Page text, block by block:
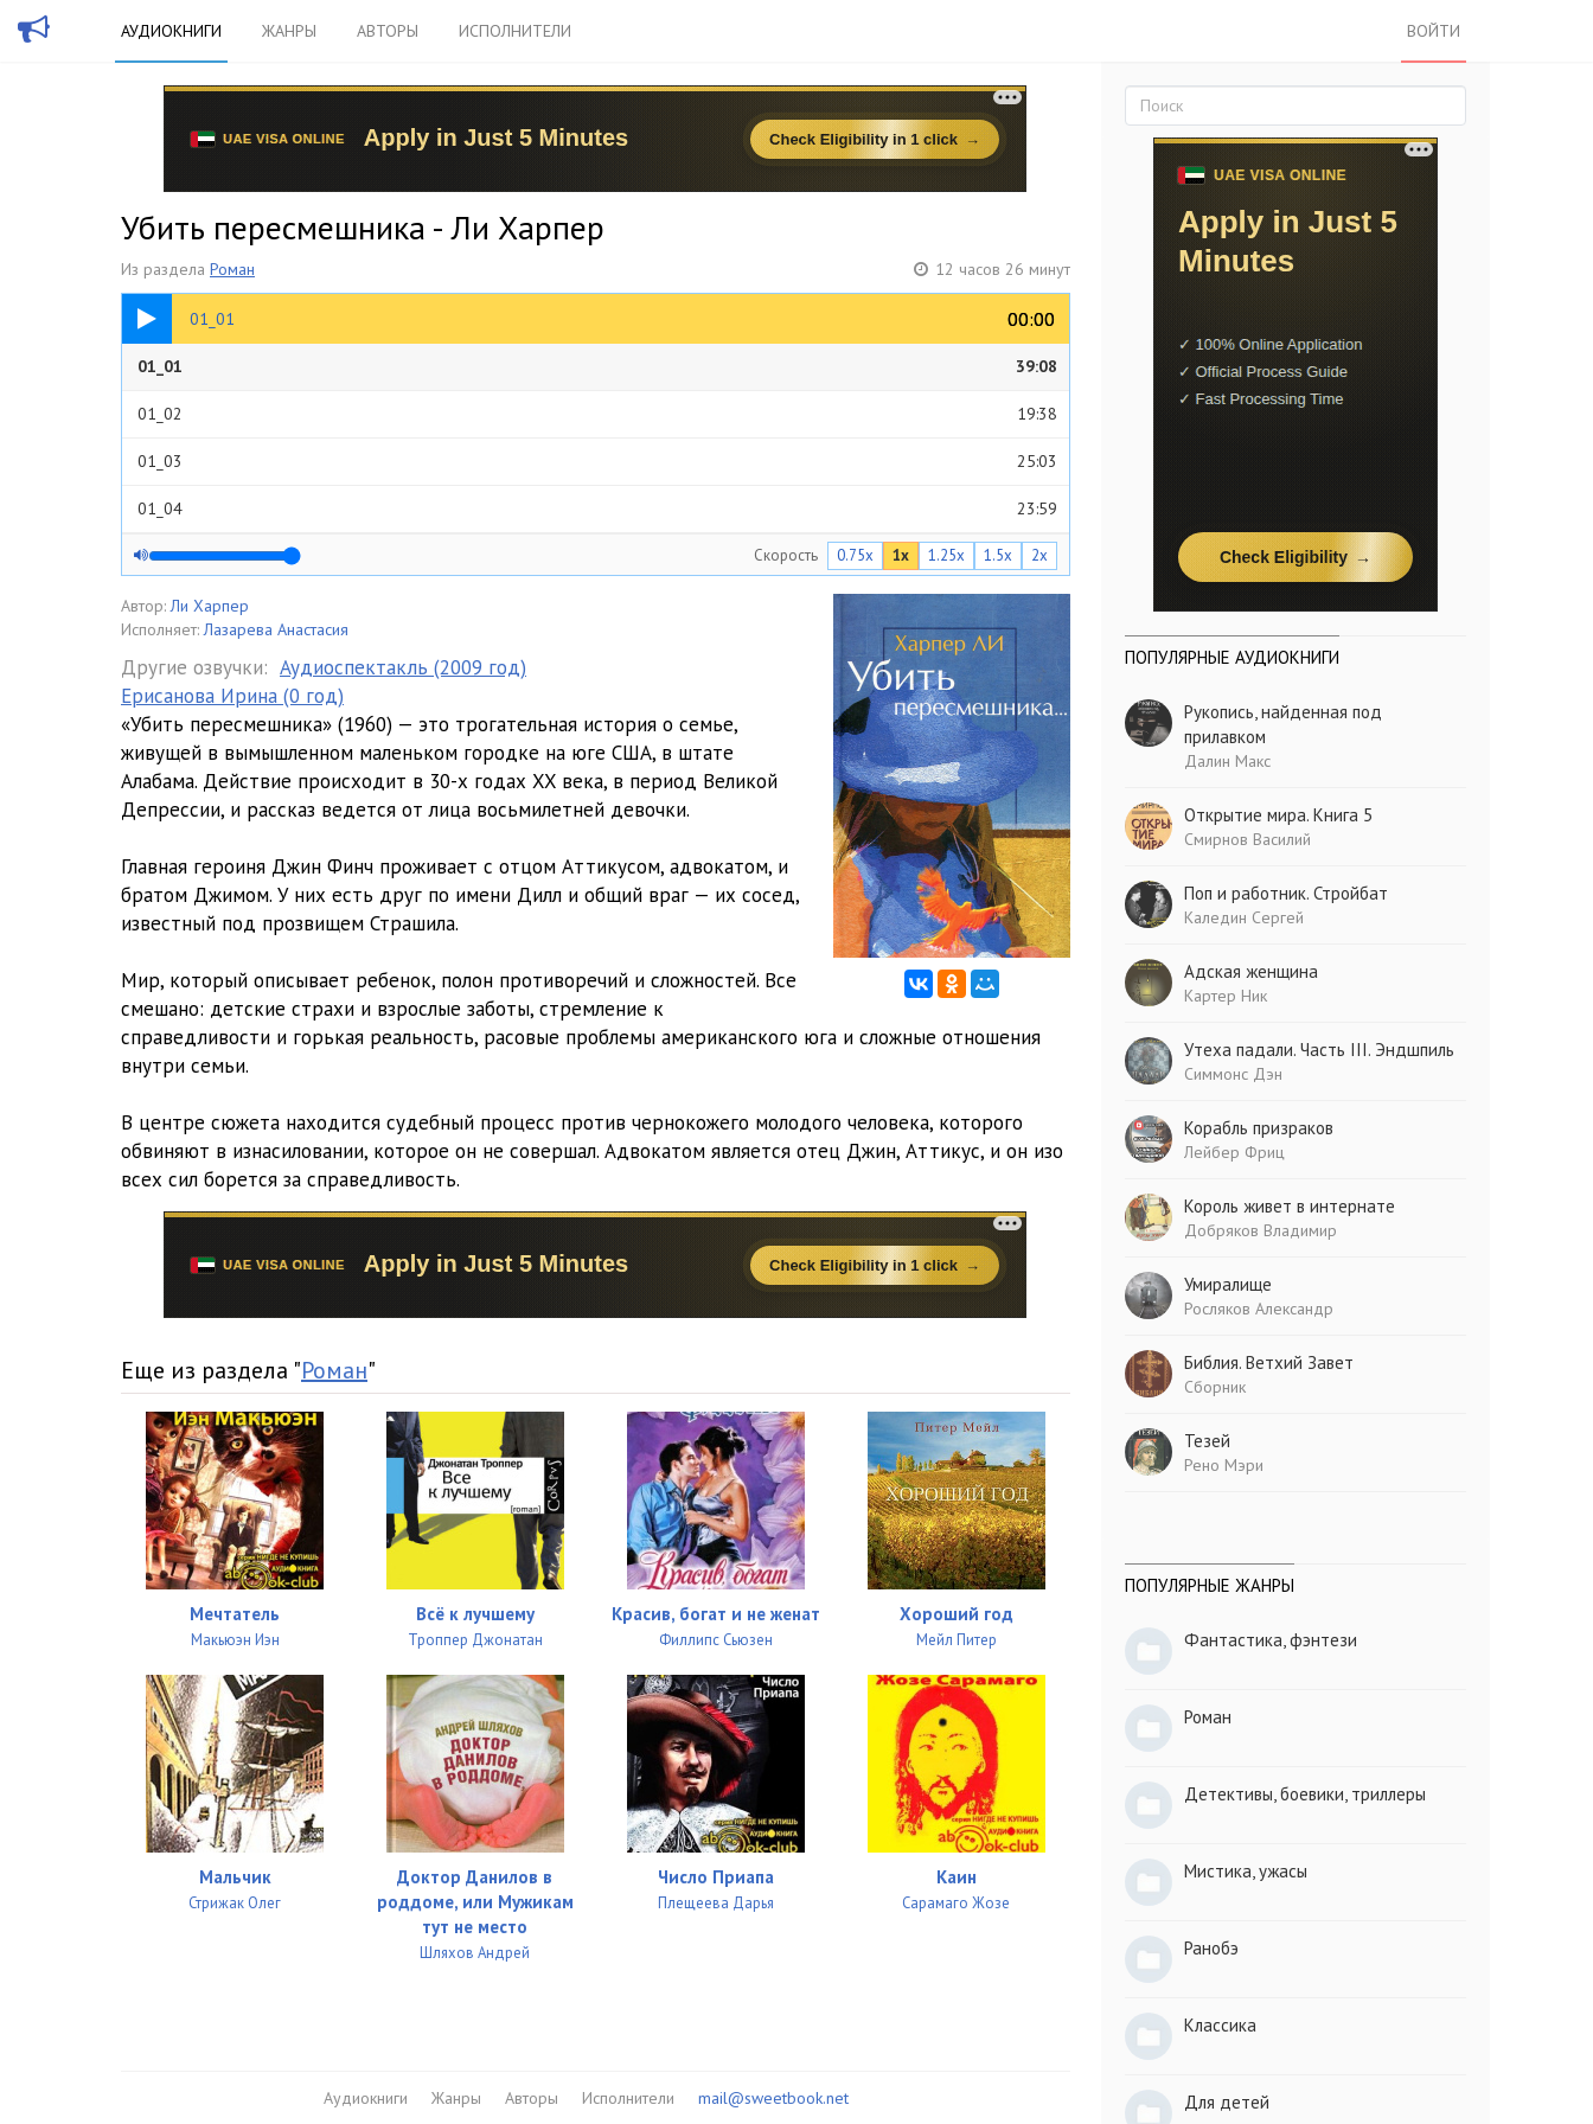
АУДИОКНИГИ ЖАНРЫ АВТОРЫ ИСПОЛНИТЕЛИ ВОЙТИ
Убить пересмешника - Ли Харпер
Из раздела Роман 12 часов 26 минут
01_01 00:00
00:00
39:08
01_01 39:08
01_02 19:38
01_03 25:03
01_04 23:59
01_05 23:40
01_06
01_08 12:07
01_09 41:55
01_10 27:02
38:20
02_12 32:56
02_13 22:56
02_14
02_15 31:45
02_16
02_17 34:11
02_18
02_19 23:12
02_21 15:25
02_22
02_23 29:09
02_24 28:25
02_25 10:30
02_26 16:31
02_29 11:14
02_30
02_31
Скорость 0.75x 1x 1.25x 1.5x 2x
Автор: Ли Харпер
Исполняет: Лазарева Анастасия
Другие озвучки: Аудиоспектакль (2009 год)
Ерисанова Ирина (0 год)
«Убить пересмешника» (1960) — это трогательная история о семье,
живущей в вымышленном маленьком городке на юге США, в штате
Алабама. Действие происходит в 30-х годах XX века, в период Великой
Депрессии, и рассказ ведется от лица восьмилетней девочки.
Главная героиня Джин Финч проживает с отцом Аттикусом, адвокатом, и
братом Джимом. У них есть друг по имени Дилл и общий враг — их сосед,
известный под прозвищем Страшила.
Мир, который описывает ребенок, полон противоречий и сложностей. Все
смешано: детские страхи и взрослые заботы, стремление к
справедливости и горькая реальность, расовые проблемы американского юга и сложные отношения
внутри семьи.
В центре сюжета находится судебный процесс против чернокожего молодого человека, которого
обвиняют в изнасиловании, которое он не совершал. Адвокатом является отец Джин, Аттикус, и он изо
всех сил борется за справедливость.
Еще из раздела "Роман"
Мечтатель
Макьюэн Иэн
Всё к лучшему
Троппер Джонатан
Красив, богат и не женат
Филлипс Сьюзен
Хороший год
Мейл Питер
Мальчик
Стрижак Олег
Доктор Данилов в
роддоме, или Мужикам
тут не место
Шляхов Андрей
Число Приапа
Плещеева Дарья
Каин
Сарамаго Жозе
Аудиокниги Жанры Авторы Исполнители mail@sweetbook.net
ПОПУЛЯРНЫЕ АУДИОКНИГИ
Рукопись, найденная под
прилавком
Далин Макс
Открытие мира. Книга 5
Смирнов Василий
Поп и работник. Стройбат
Каледин Сергей
Адская женщина
Картер Ник
Утеха падали. Часть III. Эндшпиль
Симмонс Дэн
Корабль призраков
Лейбер Фриц
Король живет в интернате
Добряков Владимир
Умиралище
Росляков Александр
Библия. Ветхий Завет
Сборник
Тезей
Рено Мэри
ПОПУЛЯРНЫЕ ЖАНРЫ
Фантастика, фэнтези
Роман
Детективы, боевики, триллеры
Мистика, ужасы
Ранобэ
Классика
Для детей